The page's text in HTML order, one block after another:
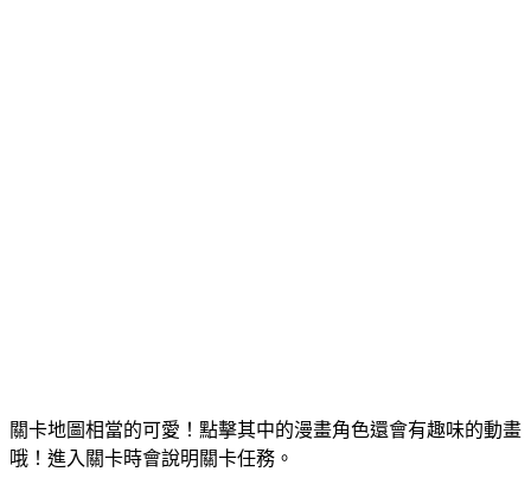
關卡地圖相當的可愛！點擊其中的漫畫角色還會有趣味的動畫
哦！進入關卡時會說明關卡任務。